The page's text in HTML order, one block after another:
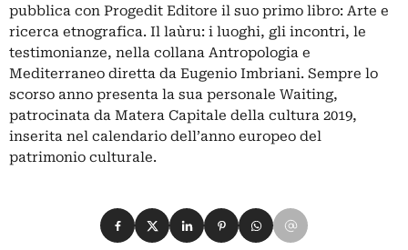
pubblica con Progedit Editore il suo primo libro: Arte e
ricerca etnografica. Il laùru: i luoghi, gli incontri, le
testimonianze, nella collana Antropologia e
Mediterraneo diretta da Eugenio Imbriani. Sempre lo
scorso anno presenta la sua personale Waiting,
patrocinata da Matera Capitale della cultura 2019,
inserita nel calendario dell’anno europeo del
patrimonio culturale.
Condividi su Facebook
Condividi su X
Condividi su LinkedIn
Condividi su Pinterest
Condividi su WhatsApp
Condividi su Email